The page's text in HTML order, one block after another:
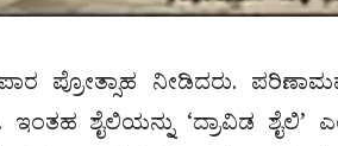
ಪ್ರೋತ್ಸಾಹ ನೀಡಿದರು.
ಶೈಲಿಯನ್ನು ‘ದ್ರಾವಿಡ ಶೈಲಿ’